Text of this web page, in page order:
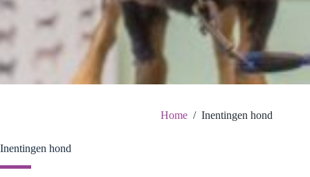
Home / Inentingen hond
Inentingen hond